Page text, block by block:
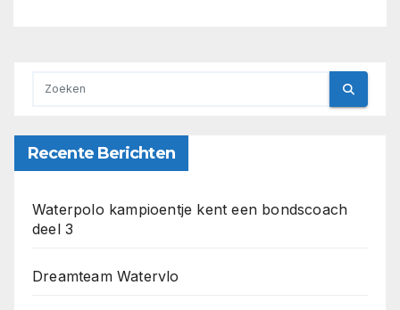
Recente Berichten
Waterpolo kampioentje kent een bondscoach
deel 3
Dreamteam Watervlo